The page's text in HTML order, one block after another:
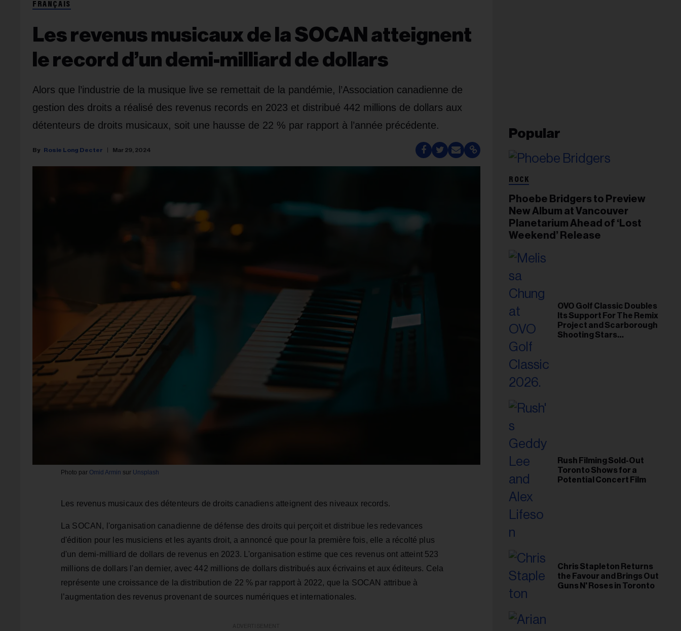
FRANÇAIS
Les revenus musicaux de la SOCAN atteignent
le record d’un demi-milliard de dollars
Alors que l’industrie de la musique live se remettait de la pandémie, l’Association canadienne de
gestion des droits a réalisé des revenus records en 2023 et distribué 442 millions de dollars aux
détenteurs de droits musicaux, soit une hausse de 22 % par rapport à l’année précédente.
Rosie Long Decter Mar 29, 2024
Photo par Omid Armin sur Unsplash
Les revenus musicaux des détenteurs de droits canadiens atteignent des niveaux records.
La SOCAN, l'organisation canadienne de défense des droits qui perçoit et distribue les redevances
d'édition pour les musiciens et les ayants droit, a annoncé que pour la première fois, elle a récolté plus
d'un demi-milliard de dollars de revenus en 2023. L'organisation estime que ces revenus ont atteint 523
millions de dollars l'an dernier, avec 442 millions de dollars distribués aux écrivains et aux éditeurs. Cela
représente une croissance de la distribution de 22 % par rapport à 2022, que la SOCAN attribue à
l’augmentation des revenus provenant de sources numériques et internationales.
Popular
ROCK
Phoebe Bridgers to Preview
New Album at Vancouver
Planetarium Ahead of ‘Lost
Weekend’ Release
OVO Golf Classic Doubles
Its Support For The Remix
Project and Scarborough
Shooting Stars
Rush Filming Sold-Out
Toronto Shows for a
Potential Concert Film
Chris Stapleton Returns
the Favour and Brings Out
Guns N' Roses in Toronto